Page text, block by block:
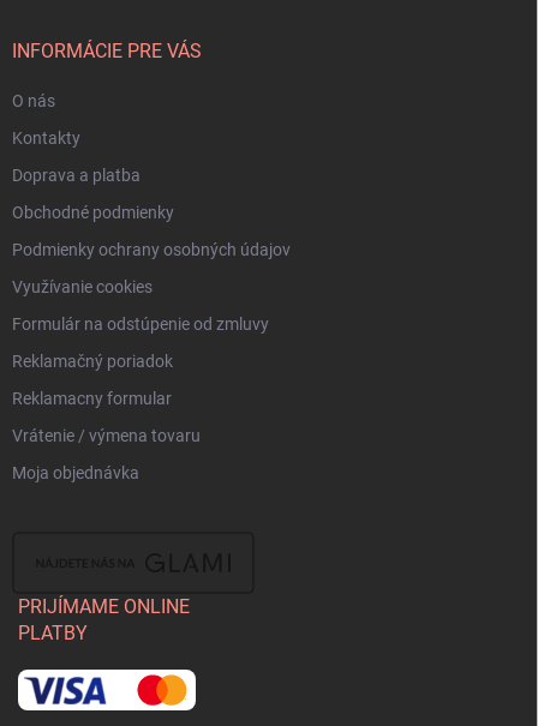
INFORMÁCIE PRE VÁS
O nás
Kontakty
Doprava a platba
Obchodné podmienky
Podmienky ochrany osobných údajov
Využívanie cookies
Formulár na odstúpenie od zmluvy
Reklamačný poriadok
Reklamacny formular
Vrátenie / výmena tovaru
Moja objednávka
PRIJÍMAME ONLINE
PLATBY